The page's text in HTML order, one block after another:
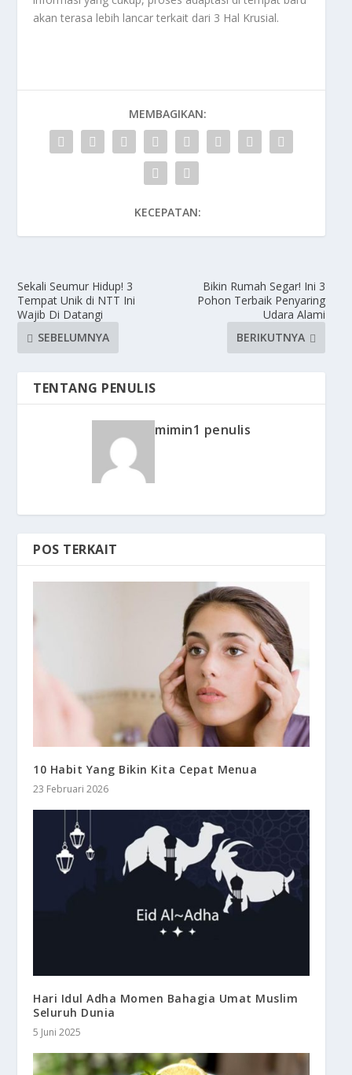
akan terasa lebih lancar terkait dari 3 Hal Krusial.
MEMBAGIKAN:
KECEPATAN:
Sekali Seumur Hidup! 3
Tempat Unik di NTT Ini
Wajib Di Datangi
SEBELUMNYA
Bikin Rumah Segar! Ini 3
Pohon Terbaik Penyaring
Udara Alami
BERIKUTNYA
TENTANG PENULIS
mimin1 penulis
POS TERKAIT
10 Habit Yang Bikin Kita Cepat Menua
23 Februari 2026
Hari Idul Adha Momen Bahagia Umat Muslim
Seluruh Dunia
5 Juni 2025